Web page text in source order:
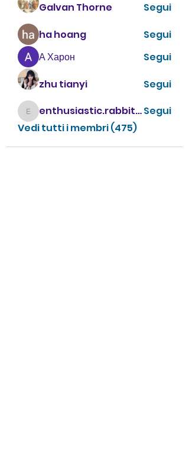
Galvan Thorne
Segui
ha hoang
Segui
А Харон
Segui
zhu tianyi
Segui
enthusiastic.rabbit.uhur enthusiastic.rabbit.uhurSegui
Vedi tutti i membri (475)